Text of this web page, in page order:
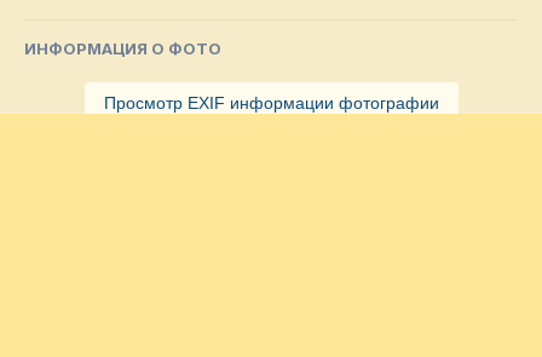
ИНФОРМАЦИЯ О ФОТО
Просмотр EXIF информации фотографии